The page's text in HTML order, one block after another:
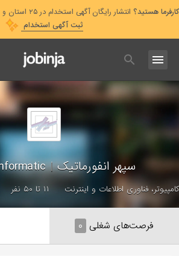
کارفرما هستید؟ انتشار رایگان آگهی استخدام در ۲۵ استان و ۲۶ دسته‌بندی شغلی
ثبت آگهی استخدام
سپهر انفورماتیک|
Sepehr Anformatic
کامپیوتر، فناوری اطلاعات و اینترنت ۱۱ تا ۵۰ نفر
فرصت‌های شغلی ۰